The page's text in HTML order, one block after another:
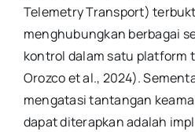
Telemetry Transport)
menghubungkan berbagai
kontrol dalam satu platform
Orozco et al., 2024).
mengatasi tantangan
dapat diterapkan adalah